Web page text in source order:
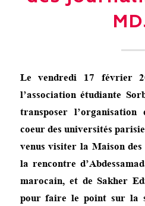
Le vendredi 17 février
l’association étudiante
transposer
coeur des universités
venus visiter la Maison
la rencontre
marocain, et de Sakher
pour faire le point sur la